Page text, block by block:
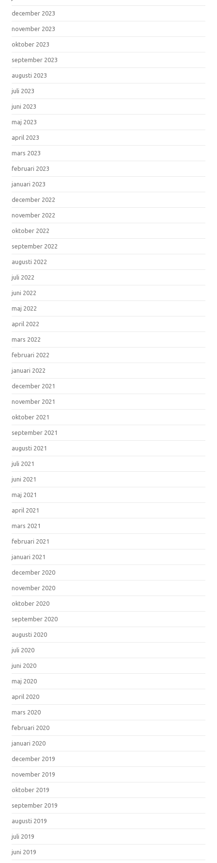
december 2023
november 2023
oktober 2023
september 2023
augusti 2023
juli 2023
juni 2023
maj 2023
april 2023
mars 2023
februari 2023
januari 2023
december 2022
november 2022
oktober 2022
september 2022
augusti 2022
juli 2022
juni 2022
maj 2022
april 2022
mars 2022
februari 2022
januari 2022
december 2021
november 2021
oktober 2021
september 2021
augusti 2021
juli 2021
juni 2021
maj 2021
april 2021
mars 2021
februari 2021
januari 2021
december 2020
november 2020
oktober 2020
september 2020
augusti 2020
juli 2020
juni 2020
maj 2020
april 2020
mars 2020
februari 2020
januari 2020
december 2019
november 2019
oktober 2019
september 2019
augusti 2019
juli 2019
juni 2019